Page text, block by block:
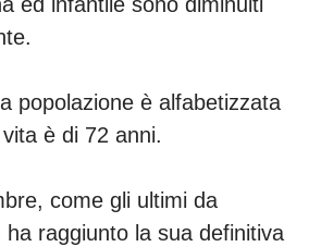
popolazione è alfabetizzata
è di 72 anni.
come gli ultimi da
raggiunto la sua definitiva